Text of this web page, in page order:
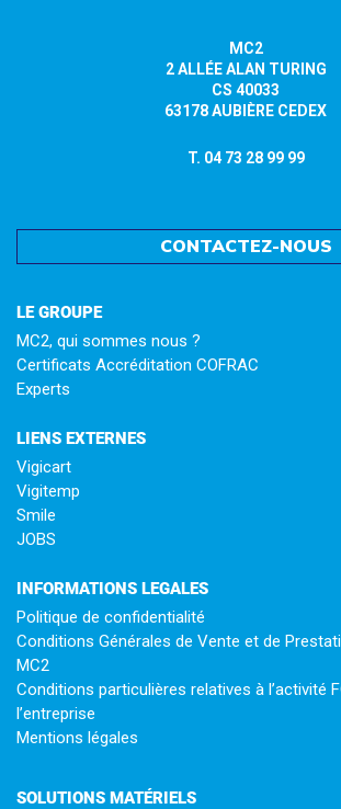
MC2
2 ALLÉE ALAN TURING
CS 40033
63178 AUBIÈRE CEDEX
T. 04 73 28 99 99
CONTACTEZ-NOUS
LE GROUPE
MC2, qui sommes nous ?
Certificats Accréditation COFRAC
Experts
LIENS EXTERNES
Vigicart
Vigitemp
Smile
JOBS
INFORMATIONS LEGALES
Politique de confidentialité
Conditions Générales de Vente et de
MC2
Conditions particulières relatives à l’activité
l’entreprise
Mentions légales
SOLUTIONS MATÉRIELS